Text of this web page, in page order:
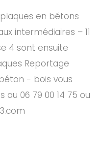
en bétons
intermédiaires – 11
4 sont ensuite
Reportage
- bois vous
06 79 00 14 75 ou